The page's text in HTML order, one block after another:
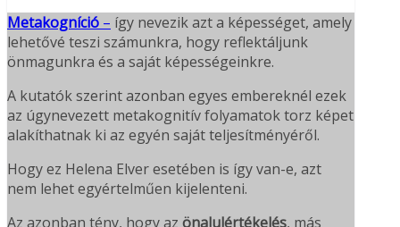
Metakogníció – így nevezik azt a képességet, amely
lehetővé teszi számunkra, hogy reflektáljunk
önmagunkra és a saját képességeinkre.
A kutatók szerint azonban egyes embereknél ezek
az úgynevezett metakognitív folyamatok torz képet
alakíthatnak ki az egyén saját teljesítményéről.
Hogy ez Helena Elver esetében is így van-e, azt
nem lehet egyértelműen kijelenteni.
Az azonban tény, hogy az önalulértékelés, más